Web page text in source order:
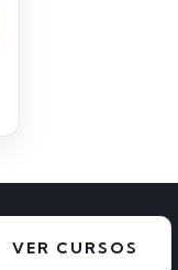
VER CURSOS